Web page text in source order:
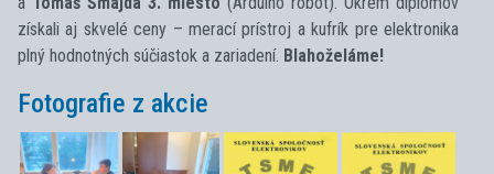
získali aj skvelé ceny – merací prístroj a kufrík pre elektronika
plný hodnotných súčiastok a zariadení. Blahoželáme!
Fotografie z akcie